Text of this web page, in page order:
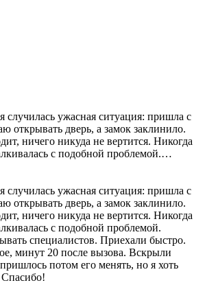
случилась ужасная ситуация: пришла с
открывать дверь, а замок заклинило.
ничего никуда не вертится. Никогда
с подобной проблемой.…
случилась ужасная ситуация: пришла с
открывать дверь, а замок заклинило.
ничего никуда не вертится. Никогда
с подобной проблемой.
специалистов. Приехали быстро.
минут 20 после вызова. Вскрыли
потом его менять, но я хоть